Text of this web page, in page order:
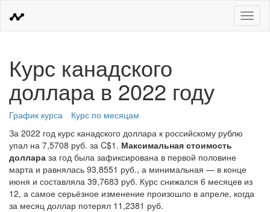
Меню
Курс канадского
доллара в 2022 году
График курса
Курс по месяцам
За 2022 год курс канадского доллара к российскому рублю
упал на 7,5708 руб. за C$1. Максимальная стоимость
доллара за год была зафиксирована в первой половине
марта и равнялась 93,8551 руб., а минимальная — в конце
июня и составляла 39,7683 руб. Курс снижался 6 месяцев из
12, а самое серьёзное изменение произошло в апреле, когда
за месяц доллар потерял 11,2381 руб.